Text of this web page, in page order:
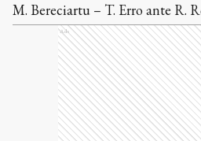
M. Bereciartu – T. Erro ante R.
Ads